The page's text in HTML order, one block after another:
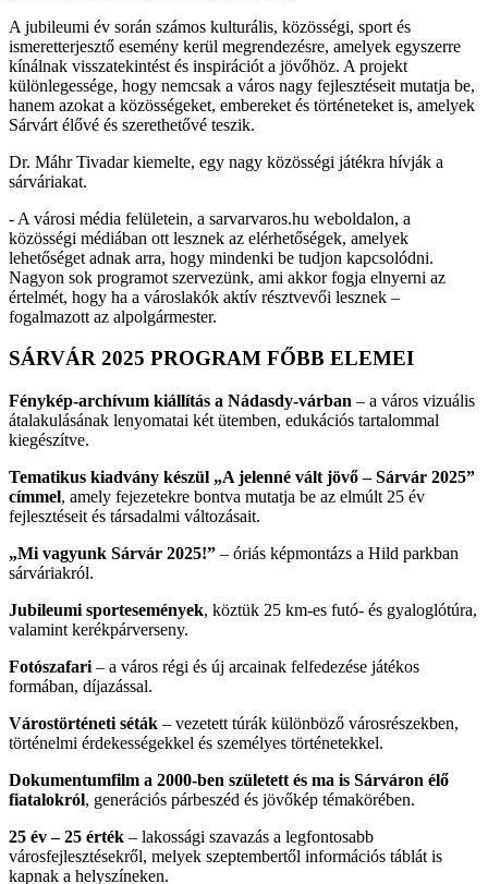
A jubileumi év során számos kulturális, közösségi, sport és
ismeretterjesztő esemény kerül megrendezésre, amelyek egyszerre
kínálnak visszatekintést és inspirációt a jövőhöz. A projekt
különlegessége, hogy nemcsak a város nagy fejlesztéseit mutatja be,
hanem azokat a közösségeket, embereket és történeteket is, amelyek
Sárvárt élővé és szerethetővé teszik.
Dr. Máhr Tivadar kiemelte, egy nagy közösségi játékra hívják a
sárváriakat.
- A városi média felületein, a sarvarvaros.hu weboldalon, a
közösségi médiában ott lesznek az elérhetőségek, amelyek
lehetőséget adnak arra, hogy mindenki be tudjon kapcsolódni.
Nagyon sok programot szervezünk, ami akkor fogja elnyerni az
értelmét, hogy ha a városlakók aktív résztvevői lesznek –
fogalmazott az alpolgármester.
SÁRVÁR 2025 PROGRAM FŐBB ELEMEI
Fénykép-archívum kiállítás a Nádasdy-várban – a város vizuális
átalakulásának lenyomatai két ütemben, edukációs tartalommal
kiegészítve.
Tematikus kiadvány készül „A jelenné vált jövő – Sárvár 2025”
címmel, amely fejezetekre bontva mutatja be az elmúlt 25 év
fejlesztéseit és társadalmi változásait.
„Mi vagyunk Sárvár 2025!” – óriás képmontázs a Hild parkban
sárváriakról.
Jubileumi sportesemények, köztük 25 km-es futó- és gyaloglótúra,
valamint kerékpárverseny.
Fotószafari – a város régi és új arcainak felfedezése játékos
formában, díjazással.
Várostörténeti séták – vezetett túrák különböző városrészekben,
történelmi érdekességekkel és személyes történetekkel.
Dokumentumfilm a 2000-ben született és ma is Sárváron élő
fiatalokról, generációs párbeszéd és jövőkép témakörében.
25 év – 25 érték – lakossági szavazás a legfontosabb
városfejlesztésekről, melyek szeptembertől információs táblát is
kapnak a helyszíneken.